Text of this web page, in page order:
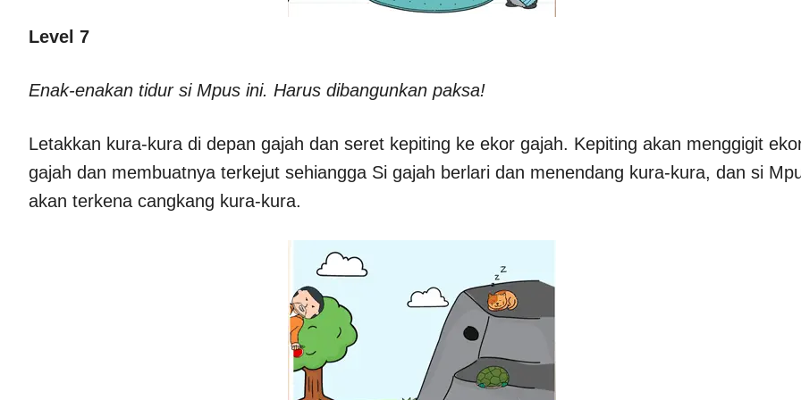
Level 7
Enak-enakan tidur si Mpus ini. Harus dibangunkan paksa!
Letakkan kura-kura di depan gajah dan seret kepiting ke ekor gajah. Kepiting akan menggigit
gajah dan membuatnya terkejut sehiangga Si gajah berlari dan menendang kura-kura, dan si
akan terkena cangkang kura-kura.